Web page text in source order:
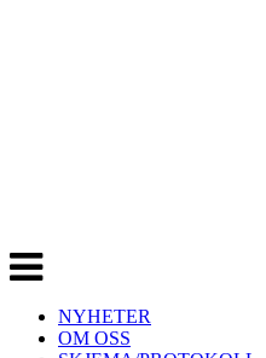
Veksle
navigasjon
NYHETER
OM OSS